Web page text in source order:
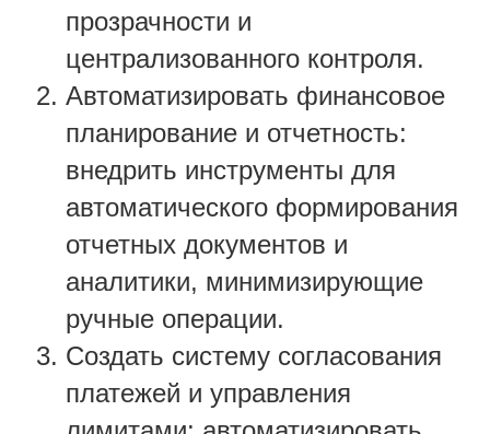
прозрачности и
централизованного контроля.
Автоматизировать финансовое
планирование и отчетность:
внедрить инструменты для
автоматического формирования
отчетных документов и
аналитики, минимизирующие
ручные операции.
Создать систему согласования
платежей и управления